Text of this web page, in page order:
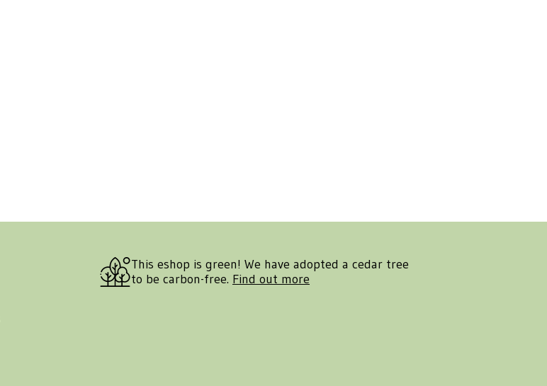
This eshop is green! We have adopted a cedar tree
to be carbon-free. Find out more